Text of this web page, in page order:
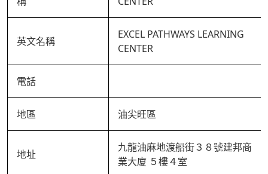
英文名稱
EXCEL PATHWAYS LEARNING
CENTER
電話
地區 油尖旺區
地址
九龍油麻地渡船街３８號建邦商
業大廈 ５樓４室